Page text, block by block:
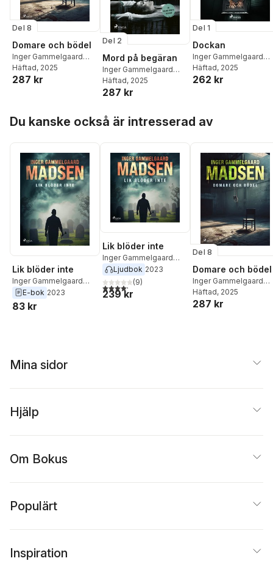
Del 8
Domare och bödel
Inger Gammelgaard
Madsen
Häftad, 2025
287 kr
Del 2
Mord på begäran
Inger Gammelgaard
Madsen
Häftad, 2025
287 kr
Del 1
Dockan
Inger Gammelgaard
Madsen
Häftad, 2025
262 kr
Du kanske också är intresserad av
Lik blöder inte
Inger Gammelgaard
Madsen
E-bok 2023
83 kr
Lik blöder inte
Inger Gammelgaard
Madsen
Ljudbok 2023
4,2utav 5 stjärnor. Totalt antal röster:
(9)
239 kr
Del 8
Domare och bödel
Inger Gammelgaard
Madsen
Häftad, 2025
287 kr
Mina sidor
Hjälp
Om Bokus
Populärt
Inspiration